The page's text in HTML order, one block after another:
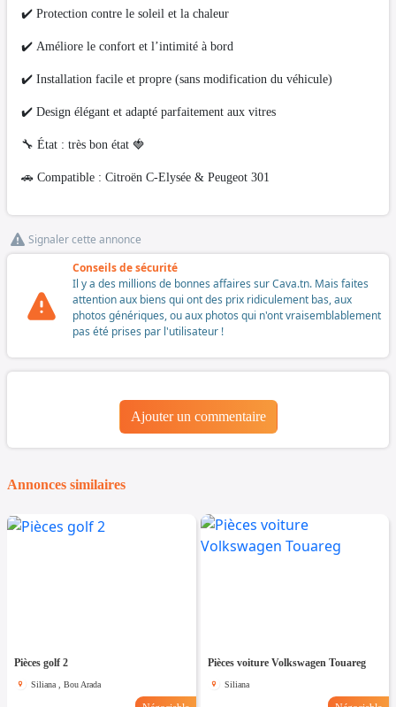
✔️ Protection contre le soleil et la chaleur
✔️ Améliore le confort et l’intimité à bord
✔️ Installation facile et propre (sans modification du véhicule)
✔️ Design élégant et adapté parfaitement aux vitres
🔧 État : très bon état 🍓
🚗 Compatible : Citroën C-Elysée & Peugeot 301
Signaler cette annonce
Conseils de sécurité
Il y a des millions de bonnes affaires sur Cava.tn. Mais faites
attention aux biens qui ont des prix ridiculement bas, aux
photos génériques, ou aux photos qui n'ont vraisemblablement
pas été prises par l'utilisateur !
Ajouter un commentaire
Annonces similaires
Pièces golf 2
Siliana , Bou Arada
Pièces voiture Volkswagen Touareg
Siliana